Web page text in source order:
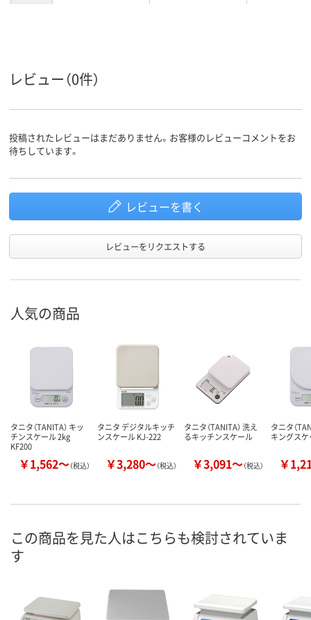
風袋引
レビュー（0件）
投稿されたレビューはまだありません。お客様のレビューコメントをお
待ちしています。
レビューを書く
レビューをリクエストする
人気の商品
タニタ（TANITA） キッ
チンスケール 2kg
KF200
￥1,562～（税込）
タニタ デジタルキッチ
ンスケール KJ-222
￥3,280～（税込）
タニタ（TANITA） 洗え
るキッチンスケール
￥3,091～（税込）
タニタ（
キングス
￥
この商品を見た人はこちらも検討されていま
す